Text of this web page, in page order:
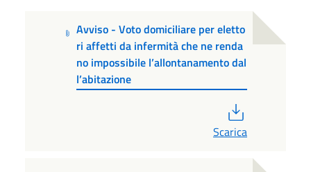
Avviso - Voto domiciliare per eletto
ri affetti da infermità che ne renda
no impossibile l’allontanamento dal
l’abitazione
Scarica